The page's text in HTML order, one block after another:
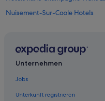
Nuisement-Sur-Coole Hotels
5-Sterne-Hotels in Champagne-
Unternehmen
Jobs
Unterkunft registrieren